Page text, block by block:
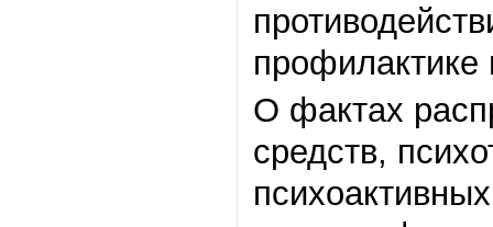
профилактике
О фактах
средств,